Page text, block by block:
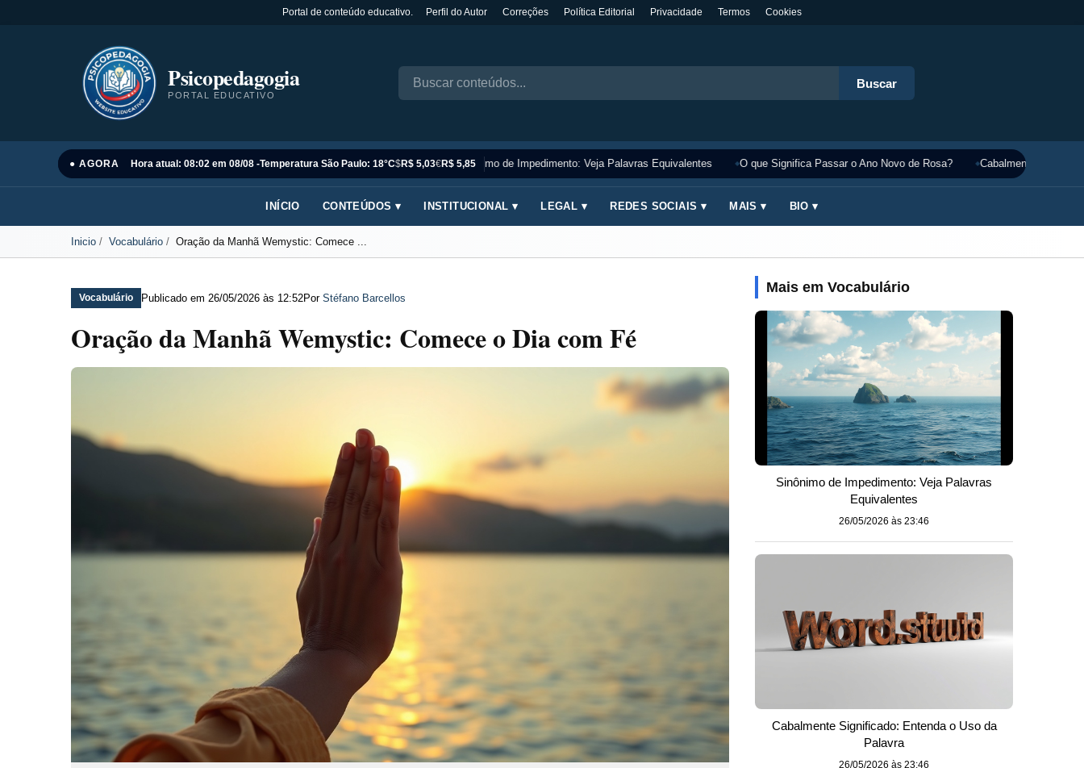
Portal de conteúdo educativo. Perfil do Autor Correções Política Editorial Privacidade Termos Cookies
Psicopedagogia
PORTAL EDUCATIVO
Buscar
● AGORA Hora atual: 08:02 em 08/08 -Temperatura São Paulo: 18°C$R$ 5,03€R$ 5,85
Sinônimo de Impedimento: Veja Palavras Equivalentes O que Significa Passar o Ano Novo de Rosa? Cabalmente
INÍCIO CONTEÚDOS ▾ INSTITUCIONAL ▾ LEGAL ▾ REDES SOCIAIS ▾ MAIS ▾ BIO ▾
Inicio Vocabulário Oração da Manhã Wemystic: Comece ...
Vocabulário Publicado em 26/05/2026 às 12:52Por Stéfano Barcellos
Oração da Manhã Wemystic: Comece o Dia com Fé
Mais em Vocabulário
Sinônimo de Impedimento: Veja Palavras
Equivalentes
26/05/2026 às 23:46
Cabalmente Significado: Entenda o Uso da
Palavra
26/05/2026 às 23:46